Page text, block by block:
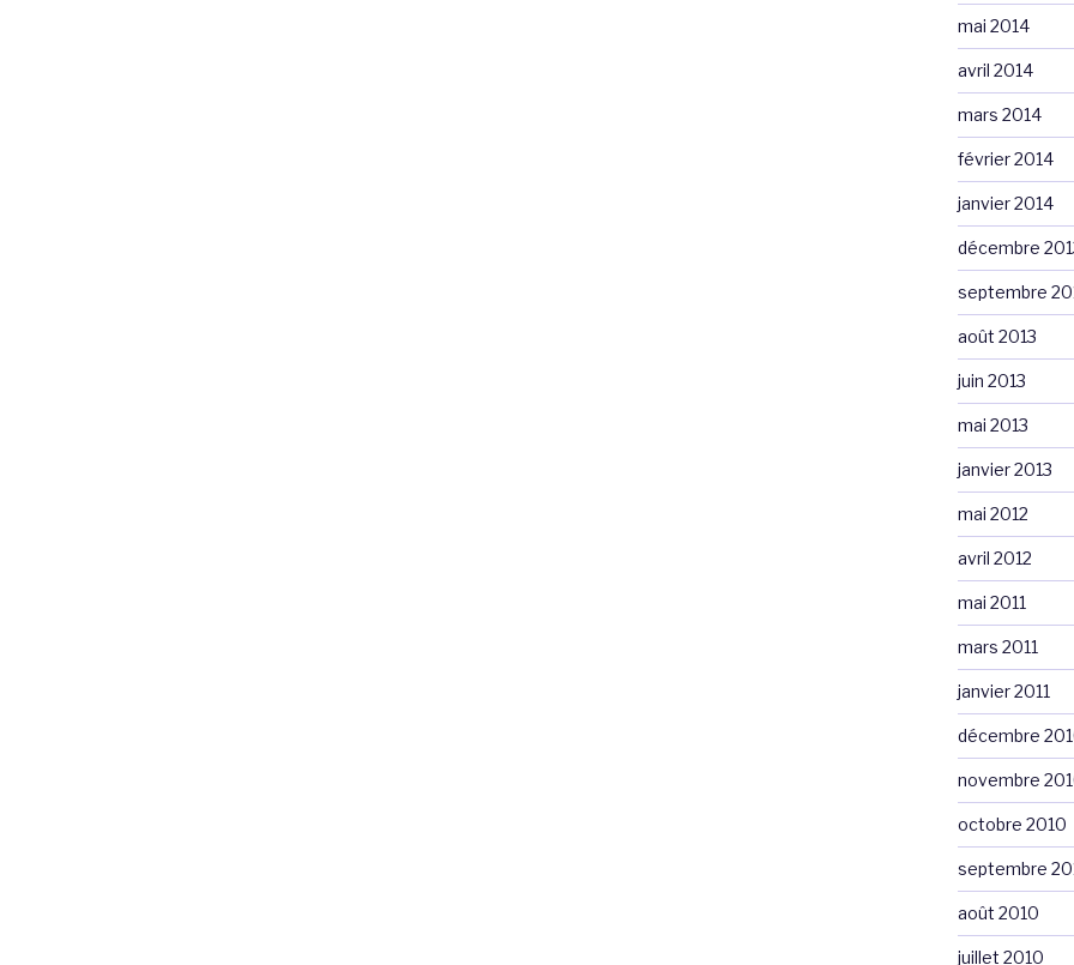
mai 2014
avril 2014
mars 2014
février 2014
janvier 2014
décembre
septembre
août 2013
juin 2013
mai 2013
janvier 2013
mai 2012
avril 2012
mai 2011
mars 2011
janvier 2011
décembre
novembre
octobre 2010
septembre
août 2010
juillet 2010